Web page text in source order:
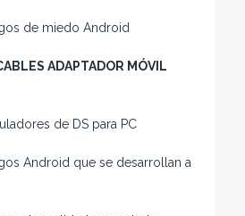
mejores juegos de miedo Android
ADAPTADOR MÓVIL
de DS para PC
Android que se desarrollan a